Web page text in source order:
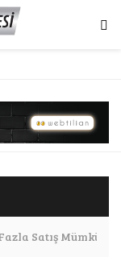
Satış Mümkün